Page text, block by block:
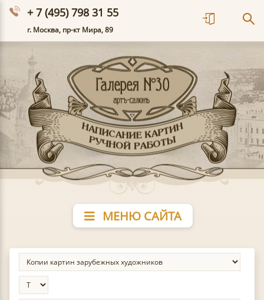
+ 7 (495) 798 31 55
г. Москва, пр-кт Мира, 89
МЕНЮ САЙТА